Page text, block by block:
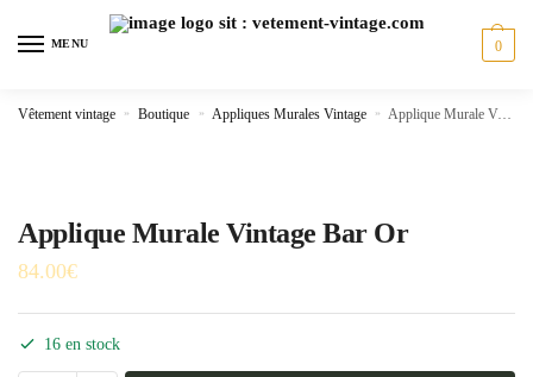
MENU 0
Vêtement vintage » Boutique » Appliques Murales Vintage » Applique Murale Vintage Bar Or
Applique Murale Vintage Bar Or
84.00€
16 en stock